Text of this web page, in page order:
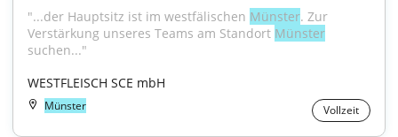
"...der Hauptsitz ist im westfälischen Münster. Zur
Verstärkung unseres Teams am Standort Münster
suchen..."
WESTFLEISCH SCE mbH
Münster Vollzeit